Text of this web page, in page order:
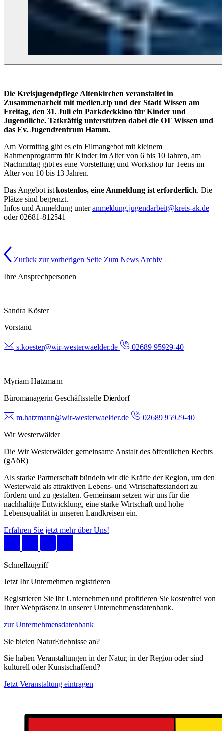
Die Kreisjugendpflege Altenkirchen veranstaltet in
Zusammenarbeit mit medien.rlp und der Stadt Wissen am
Freitag, den 31. Juli ein Parkdeckkino für Kinder und
Jugendliche. Tatkräftig unterstützen dabei die OT Wissen und
das Ev. Jugendzentrum Hamm.
Am Vormittag gibt es ein Filmangebot mit kleinem
Rahmenprogramm für Kinder im Alter von 6 bis 10 Jahren, am
Nachmittag gibt es eine Vorstellung und Workshop für Teens im
Alter von 10 bis 13 Jahren.
Das Angebot istkostenlos, eine Anmeldung ist erforderlich. Die
Plätze sind begrenzt.
Infos und Anmeldung unteranmeldung.jugendarbeit@kreis-ak.de
oder 02681-812541
Zurück zur vorherigen Seite Zum News Archiv
Ihre Ansprechpersonen
Sandra Köster
Vorstand
s.koester@wir-westerwaelder.de 02689 95929-40
Myriam Hatzmann
Büromanagerin Geschäftsstelle Dierdorf
m.hatzmann@wir-westerwaelder.de
02689 95929-40
Wir Westerwälder
Die Wir Westerwälder gemeinsame Anstalt des öffentlichen Rechts
(gAöR)
Als starke Partnerschaft bündeln wir die Kräfte der Region, um den
Westerwald als attraktiven Lebens- und Wirtschaftsstandort zu
fördern und zu gestalten. Gemeinsam setzen wir uns für die
nachhaltige Entwicklung, eine starke Wirtschaft und hohe
Lebensqualität in unseren Landkreisen ein.
Erfahren Sie jetzt mehr über Uns!
Schnellzugriff
Jetzt Ihr Unternehmen registrieren
Registrieren Sie Ihr Unternehmen und profitieren Sie kostenfrei von
Ihrer Webpräsenz in unserer Unternehmensdatenbank.
zur Unternehmensdatenbank
Sie bieten NaturErlebnisse an?
Sie haben Veranstaltungen in der Natur, in der Region oder sind
kulturell oder Kunstschaffend?
Jetzt Veranstaltung eintragen